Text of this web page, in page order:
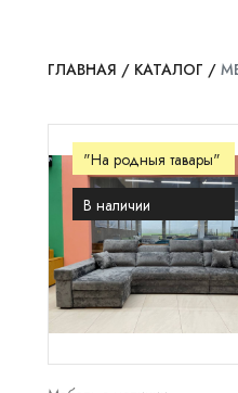
ГЛАВНАЯ / КАТАЛОГ /
"На родныя тавары"
В наличии